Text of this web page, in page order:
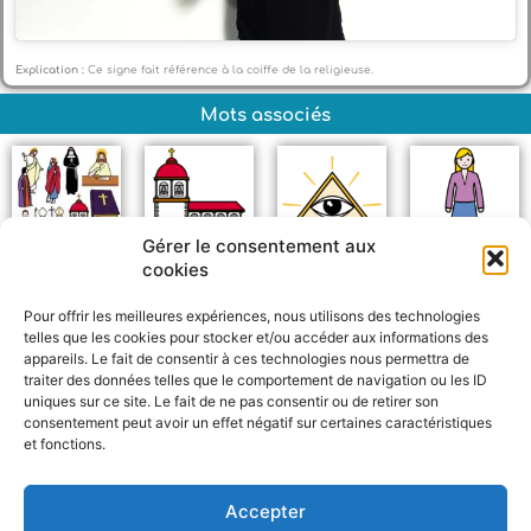
Gérer le consentement aux
cookies
Pour offrir les meilleures expériences, nous utilisons des technologies
telles que les cookies pour stocker et/ou accéder aux informations des
appareils. Le fait de consentir à ces technologies nous permettra de
traiter des données telles que le comportement de navigation ou les ID
uniques sur ce site. Le fait de ne pas consentir ou de retirer son
consentement peut avoir un effet négatif sur certaines caractéristiques
et fonctions.
Accepter
Explication : Ce signe fait référence à la coiffe de la religieuse.
Mots associés
Église Femme
a
h
e
s
a